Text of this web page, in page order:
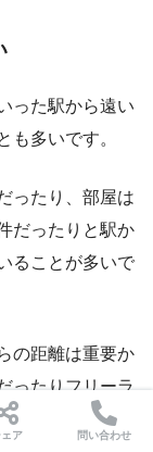
った駅から遠い
も多いです。
ったり、部屋は
だったりと駅か
ることが多いで
の距離は重要か
ったりフリーラ
いことも。
ェア 問い合わせ